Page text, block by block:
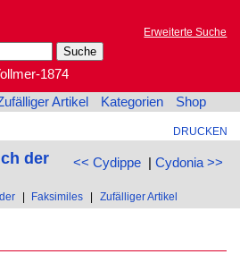
Erweiterte Suche
1874
Artikel Kategorien Shop
DRUCKEN
<< Cydippe| Cydonia >>
der
Faksimiles Zufälliger Artikel